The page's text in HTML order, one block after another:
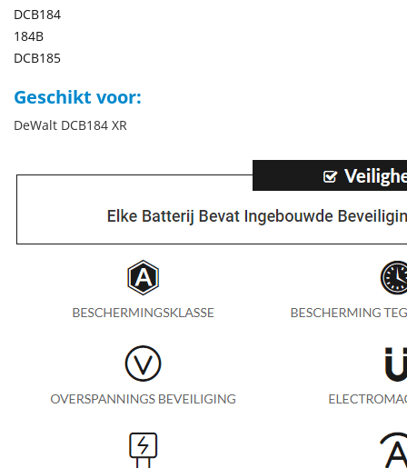
DCB184
184B
DCB185
Geschikt voor:
DeWalt DCB184 XR